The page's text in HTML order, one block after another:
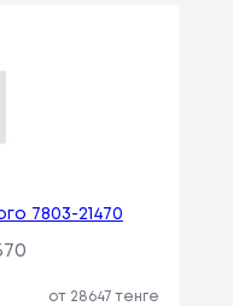
7803-21470
от 28647 тенге